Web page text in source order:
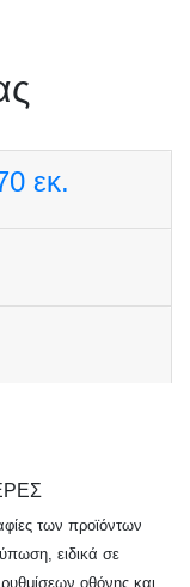
εκ.
των προϊόντων
ειδικά σε
οθόνης και